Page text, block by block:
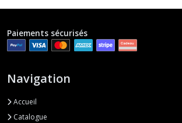
Paiements sécurisés
Navigation
Accueil
Catalogue